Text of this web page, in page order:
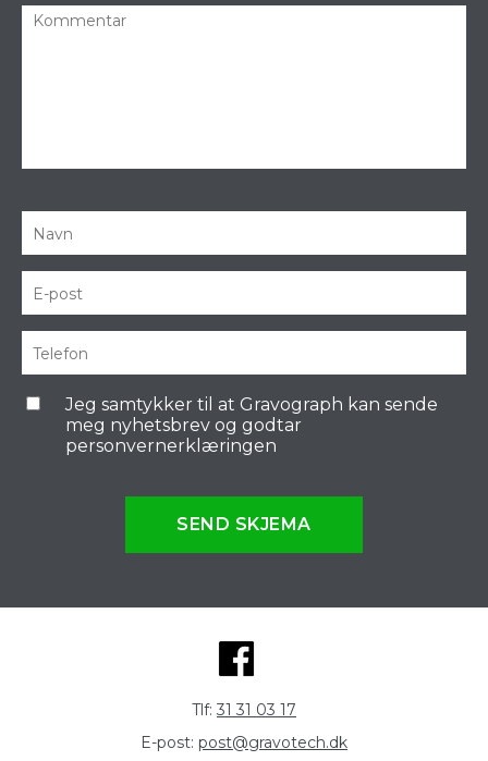
Jeg samtykker til at Gravograph kan sende
meg nyhetsbrev og godtar
personvernerklæringen
SEND SKJEMA
Tlf: 31 31 03 17
E-post: post@gravotech.dk